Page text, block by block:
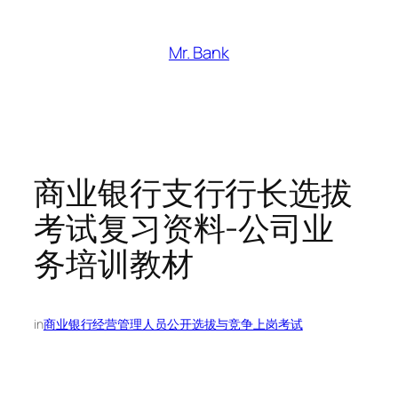
Mr. Bank
商业银行支行行长选拔
考试复习资料-公司业
务培训教材
in商业银行经营管理人员公开选拔与竞争上岗考试